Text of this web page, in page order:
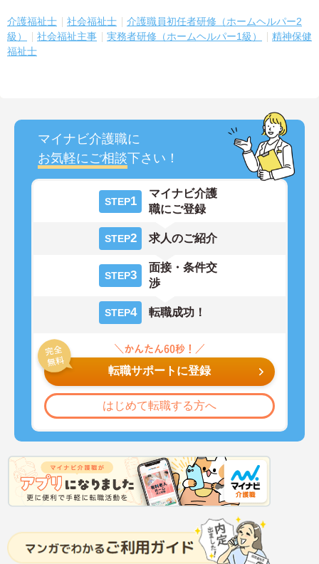
介護福祉士 社会福祉士
介護職員初任者研修（ホームヘルパー2
級）
社会福祉主事 実務者研修（ホームヘルパー1級）
精神保健
福祉士
マイナビ介護職に
お気軽にご相談下さい！
STEP1
マイナビ介護
職にご登録
STEP2 求人のご紹介
STEP3
面接・条件交
渉
STEP4 転職成功！
転職サポートに登録
はじめて転職する方へ